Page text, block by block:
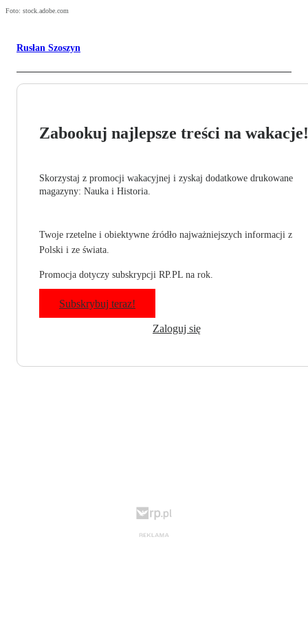
Foto: stock.adobe.com
Rusłan Szoszyn
Zabookuj najlepsze treści na wakacje!
Skorzystaj z promocji wakacyjnej i zyskaj dodatkowe drukowane
magazyny: Nauka i Historia.
Twoje rzetelne i obiektywne źródło najważniejszych informacji z
Polski i ze świata.
Promocja dotyczy subskrypcji RP.PL na rok.
Subskrybuj teraz!
Zaloguj się